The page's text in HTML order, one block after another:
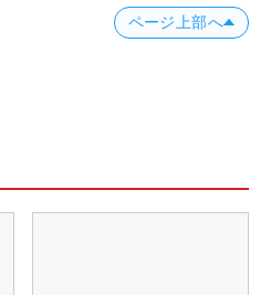
ページ上部へ